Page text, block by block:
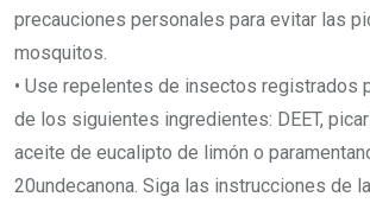
precauciones personales para evitar las
mosquitos.
• Use repelentes de insectos registrados
de los siguientes ingredientes: DEET,
aceite de eucalipto de limón o
20undecanona. Siga las instrucciones de